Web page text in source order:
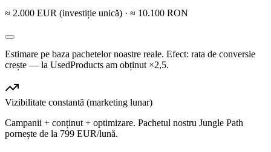
≈ 2.000 EUR (investiție unică) · ≈ 10.100 RON
Estimare pe baza pachetelor noastre reale. Efect: rata de conversie
crește — la UsedProducts am obținut ×2,5.
Vizibilitate constantă (marketing lunar)
Campanii + conținut + optimizare. Pachetul nostru Jungle Path
pornește de la 799 EUR/lună.